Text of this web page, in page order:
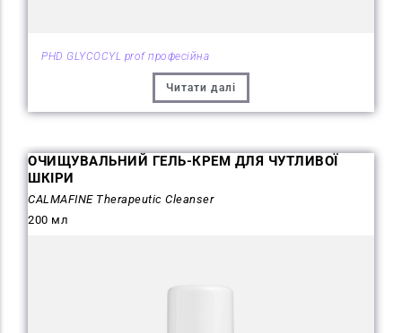
PHD GLYCOCYL prof професійна
Читати далі
ОЧИЩУВАЛЬНИЙ ГЕЛЬ-КРЕМ ДЛЯ ЧУТЛИВОЇ
ШКІРИ
CALMAFINE Therapeutic Cleanser
200 мл